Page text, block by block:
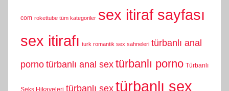
com rokettube tüm kategoriler sex itiraf sayfası
sex itirafı turk romantik sex sahneleri türbanlı anal
porno türbanlı anal sex türbanlı porno Türbanlı
Seks Hikayeleri türbanlı sex türbanlı sex